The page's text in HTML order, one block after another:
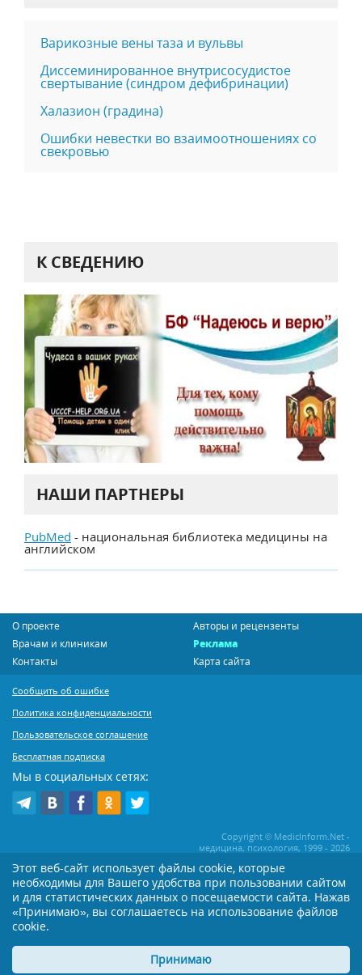
Варикозные вены таза и вульвы
Диссеминированное внутрисосудистое
свертывание (синдром дефибринации)
Халазион (градина)
Ошибки невестки во взаимоотношениях со
свекровью
К СВЕДЕНИЮ
НАШИ ПАРТНЕРЫ
PubMed - национальная библиотека медицины на
английском
О проекте
Авторы и рецензенты
Врачам и клиникам
Реклама
Контакты
Карта сайта
Сообщить об ошибке
Политика конфиденциальности
Пользовательское соглашение
Бесплатная подписка
Мы в социальных сетях:
Copyright © MedicInform.Net -
медицина, психология, 1999 - 2026
Копирование или иное распространение статей нашего сайта строго
воспрещается. Копирование раздела "Новости" допускается при наличии
активной открытой для поисковиков ссылки на MedicInform.Net
Материалы на сайте представлены в справочных целях. Редакция не всегда
применением тех или иных рекомендаций настоятельно рекомендуется
посоветоваться с Вашим лечащим врачом!
Этот веб-сайт использует файлы cookie, которые
необходимы для Вашего удобства при пользовании сайтом
и для статистических данных о посещаемости сайта. Нажав
«Принимаю», вы соглашаетесь на использование файлов
cookie.
Принимаю